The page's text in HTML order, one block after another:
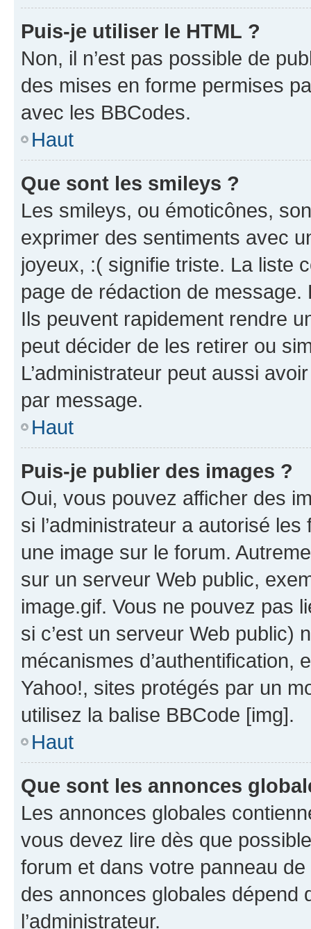
Puis-je utiliser le HTML ?
Non, il n’est pas possible de
des mises en forme permises
avec les BBCodes.
Haut
Que sont les smileys ?
Les smileys, ou émoticônes,
exprimer des sentiments avec
joyeux, :( signifie triste. La liste
page de rédaction de
Ils peuvent rapidement rendre
peut décider de les retirer ou
L’administrateur peut aussi
par message.
Haut
Puis-je publier des images ?
Oui, vous pouvez afficher des
si l’administrateur a autorisé
une image sur le forum.
sur un serveur Web public,
image.gif. Vous ne pouvez pas
si c’est un serveur Web public)
mécanismes d’authentification,
Yahoo!, sites protégés par un
utilisez la balise BBCode [img].
Haut
Que sont les annonces
Les annonces globales
vous devez lire dès que
forum et dans votre panneau
des annonces globales dépend
l’administrateur.